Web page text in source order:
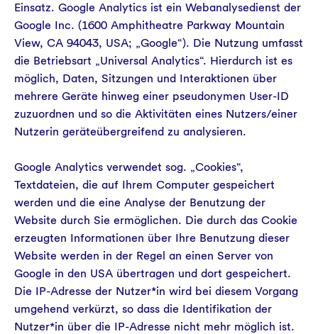
Einsatz. Google Analytics ist ein Webanalysedienst der
Google Inc. (1600 Amphitheatre Parkway Mountain
View, CA 94043, USA; „Google“). Die Nutzung umfasst
die Betriebsart „Universal Analytics“. Hierdurch ist es
möglich, Daten, Sitzungen und Interaktionen über
mehrere Geräte hinweg einer pseudonymen User-ID
zuzuordnen und so die Aktivitäten eines Nutzers/einer
Nutzerin geräteübergreifend zu analysieren.
Google Analytics verwendet sog. „Cookies“,
Textdateien, die auf Ihrem Computer gespeichert
werden und die eine Analyse der Benutzung der
Website durch Sie ermöglichen. Die durch das Cookie
erzeugten Informationen über Ihre Benutzung dieser
Website werden in der Regel an einen Server von
Google in den USA übertragen und dort gespeichert.
Die IP-Adresse der Nutzer*in wird bei diesem Vorgang
umgehend verkürzt, so dass die Identifikation der
Nutzer*in über die IP-Adresse nicht mehr möglich ist.